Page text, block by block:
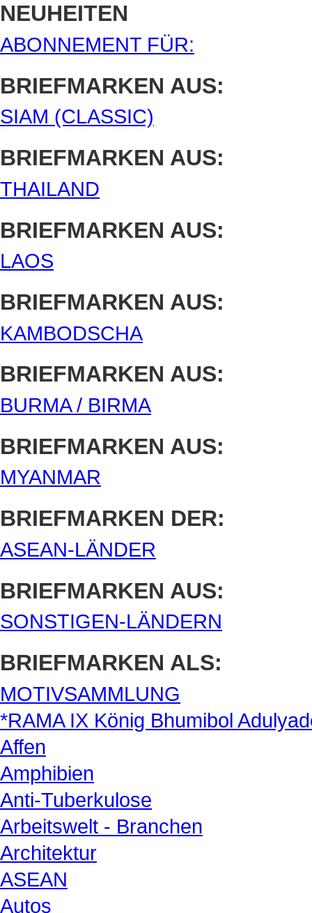
NEUHEITEN
ABONNEMENT FÜR:
BRIEFMARKEN AUS:
SIAM (CLASSIC)
BRIEFMARKEN AUS:
THAILAND
BRIEFMARKEN AUS:
LAOS
BRIEFMARKEN AUS:
KAMBODSCHA
BRIEFMARKEN AUS:
BURMA / BIRMA
BRIEFMARKEN AUS:
MYANMAR
BRIEFMARKEN DER:
ASEAN-LÄNDER
BRIEFMARKEN AUS:
SONSTIGEN-LÄNDERN
BRIEFMARKEN ALS:
MOTIVSAMMLUNG
*RAMA IX König Bhumibol
Affen
Amphibien
Anti-Tuberkulose
Arbeitswelt - Branchen
Architektur
ASEAN
Autos